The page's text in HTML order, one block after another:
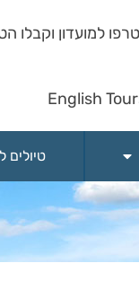
למועדון וקבלו
English
טיולים